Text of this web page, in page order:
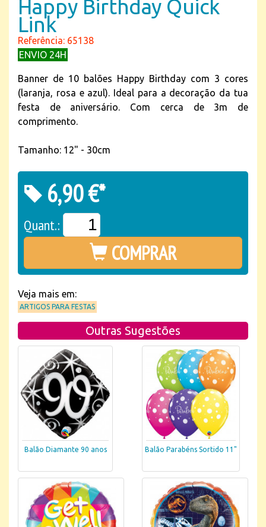
Happy Birthday Quick
Link
Referência: 65138
ENVIO 24H
Banner de 10 balões Happy Birthday com 3 cores
(laranja, rosa e azul). Ideal para a decoração da tua
festa de aniversário. Com cerca de 3m de
comprimento.
Tamanho: 12" - 30cm
6,90 €*
Quant.:
COMPRAR
Veja mais em:
ARTIGOS PARA FESTAS
Outras Sugestões
Balão Diamante 90 anos Balão Parabéns Sortido 11"